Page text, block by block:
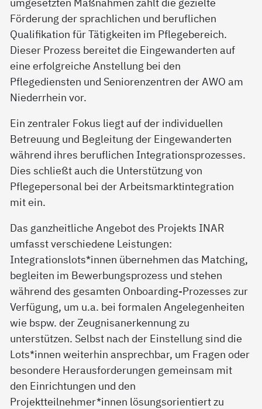
Förderung der sprachlichen und beruflichen
Qualifikation für Tätigkeiten im Pflegebereich.
Dieser Prozess bereitet die Eingewanderten auf
eine erfolgreiche Anstellung bei den
Pflegediensten und Seniorenzentren der AWO am
Niederrhein vor.
Ein zentraler Fokus liegt auf der individuellen
Betreuung und Begleitung der Eingewanderten
während ihres beruflichen Integrationsprozesses.
Dies schließt auch die Unterstützung von
Pflegepersonal bei der Arbeitsmarktintegration
mit ein.
Das ganzheitliche Angebot des Projekts INAR
umfasst verschiedene Leistungen:
Integrationslots*innen übernehmen das Matching,
begleiten im Bewerbungsprozess und stehen
während des gesamten Onboarding-Prozesses zur
Verfügung, um u.a. bei formalen Angelegenheiten
wie bspw. der Zeugnisanerkennung zu
unterstützen. Selbst nach der Einstellung sind die
Lots*innen weiterhin ansprechbar, um Fragen oder
besondere Herausforderungen gemeinsam mit
den Einrichtungen und den
Projektteilnehmer*innen lösungsorientiert zu